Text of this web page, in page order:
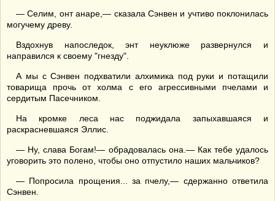
— Селим, онт анаре,— сказала Сэнвен и учтиво поклонилась
могучему древу.
Вздохнув напоследок, энт неуклюже развернулся и
направился к своему "гнезду".
А мы с Сэнвен подхватили алхимика под руки и потащили
товарища прочь от холма с его агрессивными пчелами и
сердитым Пасечником.
На кромке леса нас поджидала запыхавшаяся и
раскрасневшаяся Эллис.
— Ну, слава Богам!— обрадовалась она.— Как тебе удалось
уговорить это полено, чтобы оно отпустило наших мальчиков?
— Попросила прощения... за пчелу,— сдержанно ответила
Сэнвен.